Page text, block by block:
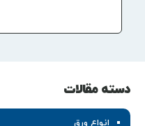
دسته مقالات